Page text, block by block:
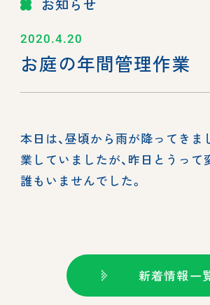
お知らせ
2020.4.20
お庭の年間管理作業
本日は、昼頃から雨が降ってきま
業していましたが、昨日とうっ
誰もいませんでした。
新着情報一